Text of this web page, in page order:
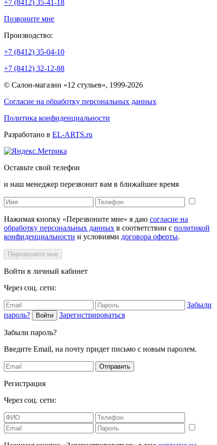
+7 (8412) 35-41-18
Позвоните мне
Производство:
+7 (8412) 35-04-10
+7 (8412) 32-12-88
© Салон-магазин «12 стульев», 1999-2026
Согласие на обработку персональных данных
Политика конфиденциальности
Разработано в EL-ARTS.ru
Оставьте свой телефон
и наш менеджер перезвонит вам в ближайшее время
Нажимая кнопку «Перезвоните мне» я даю согласие на
обработку персональных данных в соответствии с политикой
конфиденциальности и условиями договора оферты.
Перезвоните мне
Войти в личный кабинет
Через соц. сети:
Забыли
пароль?
Войти Зарегистрироваться
Забыли пароль?
Введите Email, на почту придет письмо с новым паролем.
Отправить
Регистрация
Через соц. сети: